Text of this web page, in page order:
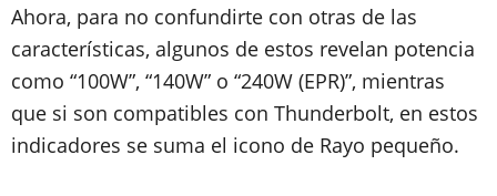
Ahora, para no confundirte con otras de las
características, algunos de estos revelan potencia
como “100W”, “140W” o “240W (EPR)”, mientras
que si son compatibles con Thunderbolt, en estos
indicadores se suma el icono de Rayo pequeño.